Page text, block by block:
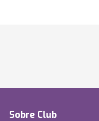
Sobre Club